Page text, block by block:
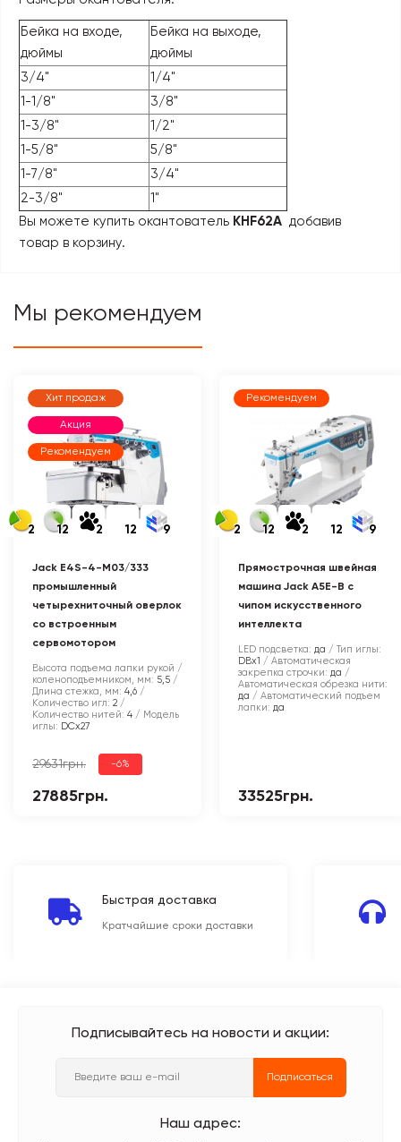
Бейка на входе,
дюймы
Бейка на выходе,
дюймы
3/4"
1/4"
1-1/8"
3/8"
1-3/8"
1/2"
1-5/8"
5/8"
1-7/8"
3/4"
2-3/8"
1"
Вы можете купить окантователь KHF62A добавив
товар в корзину.
Мы рекомендуем
Хит продаж
Акция
Рекомендуем
2 12 2 12 9
Jack E4S-4-M03/333
промышленный
четырехниточный оверлок
со встроенным
сервомотором
Высота подъема лапки рукой /
коленоподъемником, мм: 5,5
Длина стежка, мм: 4,6
Количество игл: 2
Количество нитей: 4
Модель
иглы: DCx27
29631грн. -6%
27885грн.
Рекомендуем
2 12 2 12 9
Прямострочная швейная
машина Jack A5E-B с
чипом искусственного
интеллекта
LED подсветка: да
Тип иглы:
DBx1
Автоматическая
закрепка строчки: да
Автоматическая обрезка нити:
да
Автоматический подъем
лапки: да
33525грн.
Быстрая доставка
Кратчайшие сроки доставки
Подписывайтесь на новости и акции:
Подписаться
Наш адрес: